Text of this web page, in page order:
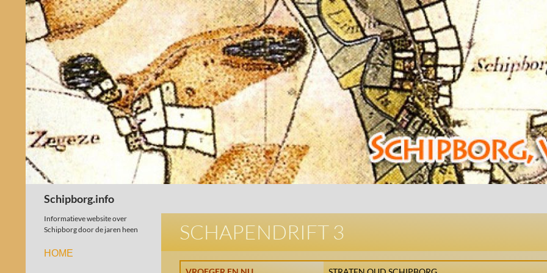
Schipborg.info
SCHAPENDRIFT 3
Informatieve website over
Schipborg door de jaren heen
HOME